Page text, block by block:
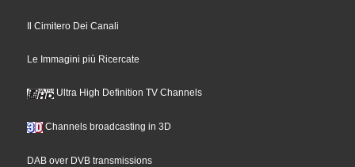
Il Cimitero Dei Canali
Le Immagini più Ricercate
Ultra High Definition TV Channels
Channels broadcasting in 3D
DAB over DVB transmissions